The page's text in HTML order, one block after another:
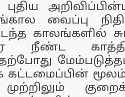
வைப்பு
காலங்களில்
நீண்ட
கட்டமைப்பின்